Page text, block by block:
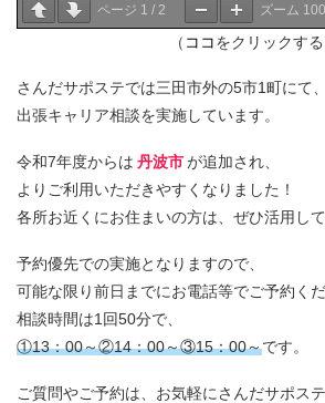
ページ 1 / 2 ズーム
（ ココをクリックす
さんだサポステでは三田市外の5市1町にて、
出張キャリア相談を実施しています。
令和7年度からは 丹波市 が追加され、
よりご利用いただきやすくなりました！
各所お近くにお住まいの方は、ぜひ活用して
予約優先での実施となりますので、
可能な限り前日までにお電話等でご予約くだ
相談時間は1回50分で、
①13：00～②14：00～③15：00～です。
ご質問やご予約は、お気軽にさんだサポス